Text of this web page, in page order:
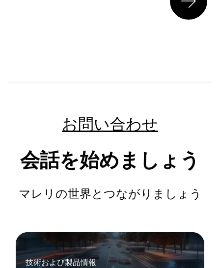
お問い合わせ
会話を始めましょう
マレリの世界とつながりましょう
技術および製品情報